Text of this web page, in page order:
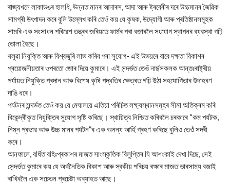
ৰাজ্যখনে লাকাডঙৰ হালধি, উন্নত মানৰ আনাৰস, আদা আৰু ষ্ট্ৰবেৰীৰ দৰে উচ্চমানৰ জৈৱিক
সামগ্ৰী উৎপাদন কৰে বুলি উল্লেখ কৰি তেওঁ কয় যে কৃষক, উদ্যোগী আৰু প্ৰতিষ্ঠানসমূহক
সামৰি এক সংসাধন পৰিৱেশ তন্ত্ৰৰ জৰিয়তে ফাৰ্মৰ পৰা বজাৰলৈ সংযোগ স্থাপনৰ ব্যৱস্থা গঢ়ি
তোলা হৈছে।
থলুৱা নিযুক্তি আৰু বিশ্বজুৰি লাভ কৰিব পৰা সুযোগ- এই উভয়ৰে বাবে দক্ষতা বিকাশৰ
প্ৰয়োজনীয়তাৰ ওপৰতো জোৰ দিয়ে কুমাৰে। এই সন্দৰ্ভত তেওঁ নাৰ্ছসকলক আন্তঃৰাষ্ট্ৰীয়
পৰ্যায়ত নিযুক্তি প্ৰদান আৰু বিশেষ কৃষি পদ্ধতিৰ ক্ষেত্ৰত গঢ়ি উঠা সহযোগিতাৰ উদাহৰণ
দাঙি ধৰে।
পৰ্যটনৰ সন্দৰ্ভত তেওঁ কয় যে মেঘালয়ে এতিয়া পৰিচিত লক্ষ্যস্থানসমূহৰ সীমা অতিক্ৰম কৰি
বিকেন্দ্ৰীকৃত নিযুক্তিৰ সুযোগ সৃষ্টি কৰিছে। স্থায়িত্ব নিশ্চিত কৰিবলৈ চৰকাৰে “কম পৰ্যটক,
নিম্ন প্ৰভাৱ আৰু উচ্চ মানৰ পৰ্যটন”ৰ এক অনন্য আৰ্হি গ্ৰহণ কৰিছে বুলিও তেওঁ সদৰী
কৰে।
আনফালে, বৰ্ধিত বহিঃপ্ৰকাশৰ মাজত সাংস্কৃতিক বিলুপ্তিৰ যি আশংকাই দেখা দিছে, সেই
সেন্দৰ্ভত কুমাৰে কয় যে অৰ্থনৈতিক বিকাশ আৰু স্বকীয় পৰিচয় ৰক্ষাৰ মাজত ভাৰসাম্য বজাই
ৰাখিবলৈ এক সচেতন প্ৰচেষ্টা অব্যাহত আছে।